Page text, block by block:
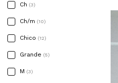
Ch (3)
Ch/m (10)
Chico (12)
Grande (5)
M (3)